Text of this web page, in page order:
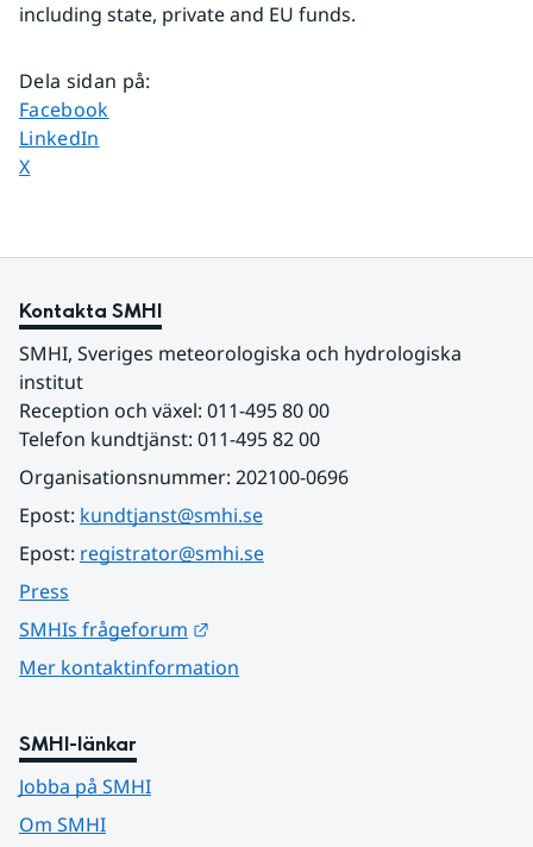
including state, private and EU funds.
Dela sidan på:
Dela sidan på
Facebook
Dela sidan på
LinkedIn
Dela sidan på
X
Kontakta SMHI
SMHI, Sveriges meteorologiska och hydrologiska
institut
Reception och växel: 011-495 80 00
Telefon kundtjänst: 011-495 82 00
Organisationsnummer: 202100-0696
Epost: kundtjanst@smhi.se
Epost: registrator@smhi.se
Press
SMHIs frågeforum
Mer kontaktinformation
SMHI-länkar
Jobba på SMHI
Om SMHI